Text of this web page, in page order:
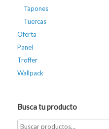
Tapones
Tuercas
Oferta
Panel
Troffer
Wallpack
Busca tu producto